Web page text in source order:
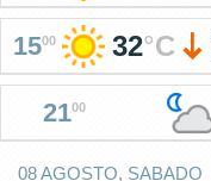
1500 32°C
2100
08 AGOSTO, SABADO